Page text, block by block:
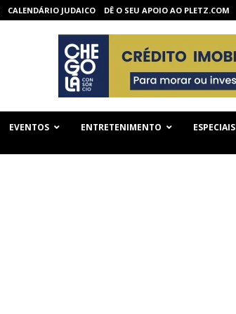
CALENDÁRIO JUDAICO DÊ O SEU APOIO AO PLETZ.COM
EVENTOS ENTRETENIMENTO ESPECIAIS